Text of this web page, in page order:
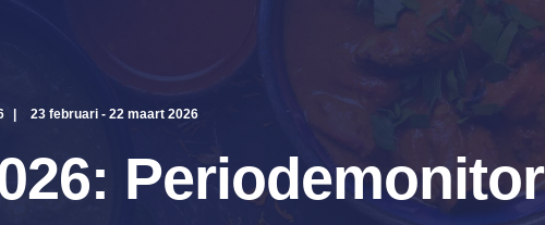
23 februari - 22 maart 2026
Periodemonitor